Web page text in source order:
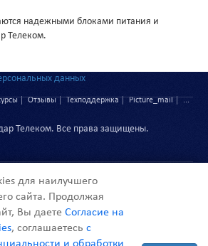
надежными блоками питания и
Телеком.
Телеком. Все права защищены.
данных
Отзывы Техподдержка Picture_mail ...
info@st-telecom.ru
для наилучшего
сайта. Продолжая
Вы даете Согласие на
, соглашаетесь с